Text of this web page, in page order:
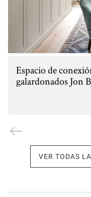
Espacio de
galardonados Jon
VER TODAS